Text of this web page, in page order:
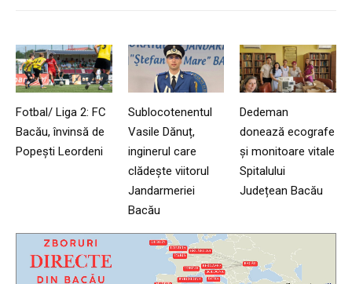
Fotbal/ Liga 2: FC
Bacău, învinsă de
Popești Leordeni
Sublocotenentul
Vasile Dănuț,
inginerul care
clădește viitorul
Jandarmeriei
Bacău
Dedeman
donează ecografe
și monitoare vitale
Spitalului
Județean Bacău